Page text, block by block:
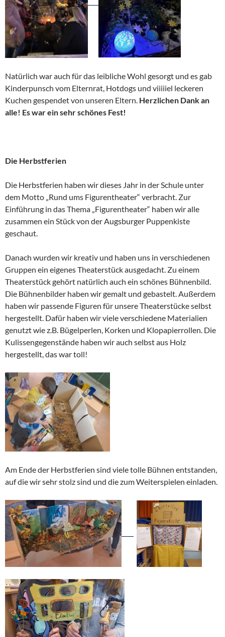
Natürlich war auch für das leibliche Wohl gesorgt und es gab
Kinderpunsch vom Elternrat, Hotdogs und viiiiiel leckeren
Kuchen gespendet von unseren Eltern. Herzlichen Dank an
alle! Es war ein sehr schönes Fest!
Die Herbstferien
Die Herbstferien haben wir dieses Jahr in der Schule unter
dem Motto „Rund ums Figurentheater“ verbracht. Zur
Einführung in das Thema „Figurentheater“ haben wir alle
zusammen ein Stück von der Augsburger Puppenkiste
geschaut.
Danach wurden wir kreativ und haben uns in verschiedenen
Gruppen ein eigenes Theaterstück ausgedacht. Zu einem
Theaterstück gehört natürlich auch ein schönes Bühnenbild.
Die Bühnenbilder haben wir gemalt und gebastelt. Außerdem
haben wir passende Figuren für unsere Theaterstücke selbst
hergestellt. Dafür haben wir viele verschiedene Materialien
genutzt wie z.B. Bügelperlen, Korken und Klopapierrollen. Die
Kulissengegenstände haben wir auch selbst aus Holz
hergestellt, das war toll!
Am Ende der Herbstferien sind viele tolle Bühnen entstanden,
auf die wir sehr stolz sind und die zum Weiterspielen einladen.